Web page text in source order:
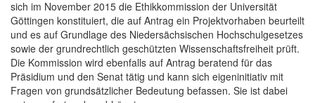
sich im November 2015 die Ethikkommission der Universität
Göttingen konstituiert, die auf Antrag ein Projektvorhaben beurteilt
und es auf Grundlage des Niedersächsischen Hochschulgesetzes
sowie der grundrechtlich geschützten Wissenschaftsfreiheit prüft.
Die Kommission wird ebenfalls auf Antrag beratend für das
Präsidium und den Senat tätig und kann sich eigeninitiativ mit
Fragen von grundsätzlicher Bedeutung befassen. Sie ist dabei